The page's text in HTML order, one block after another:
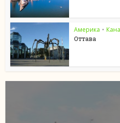
Америка •
Оттава